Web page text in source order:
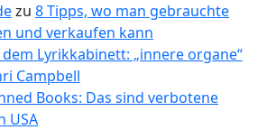
zu 8 Tipps, wo man gebrauchte
und verkaufen kann
dem Lyrikkabinett: „innere organe“
Campbell
Books: Das sind verbotene
USA